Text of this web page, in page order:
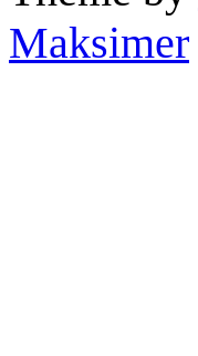
Maksimer